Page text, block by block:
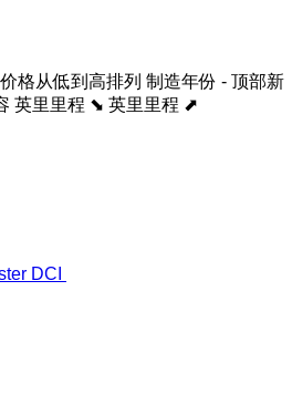
价格从低到高排列 制造年份 - 顶部新
英里里程 ⬊ 英里里程 ⬈